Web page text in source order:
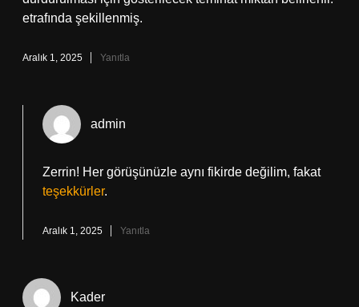
etrafında şekillenmiş.
Aralık 1, 2025 Yanıtla
admin
Zerrin! Her görüşünüzle aynı fikirde değilim, fakat
teşekkürler.
Aralık 1, 2025 Yanıtla
Kader